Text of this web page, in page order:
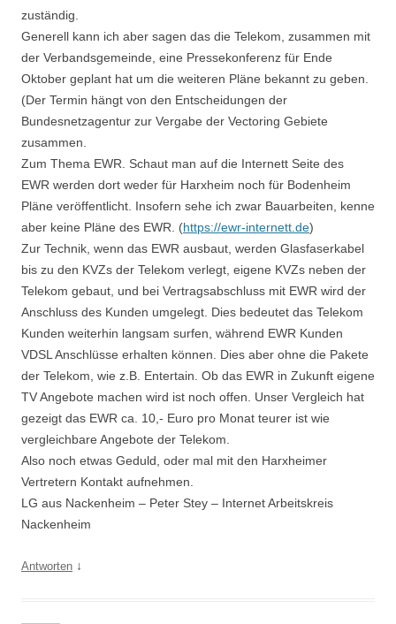
zuständig.
Generell kann ich aber sagen das die Telekom, zusammen mit
der Verbandsgemeinde, eine Pressekonferenz für Ende
Oktober geplant hat um die weiteren Pläne bekannt zu geben.
(Der Termin hängt von den Entscheidungen der
Bundesnetzagentur zur Vergabe der Vectoring Gebiete
zusammen.
Zum Thema EWR. Schaut man auf die Internett Seite des
EWR werden dort weder für Harxheim noch für Bodenheim
Pläne veröffentlicht. Insofern sehe ich zwar Bauarbeiten, kenne
aber keine Pläne des EWR. (https://ewr-internett.de)
Zur Technik, wenn das EWR ausbaut, werden Glasfaserkabel
bis zu den KVZs der Telekom verlegt, eigene KVZs neben der
Telekom gebaut, und bei Vertragsabschluss mit EWR wird der
Anschluss des Kunden umgelegt. Dies bedeutet das Telekom
Kunden weiterhin langsam surfen, während EWR Kunden
VDSL Anschlüsse erhalten können. Dies aber ohne die Pakete
der Telekom, wie z.B. Entertain. Ob das EWR in Zukunft eigene
TV Angebote machen wird ist noch offen. Unser Vergleich hat
gezeigt das EWR ca. 10,- Euro pro Monat teurer ist wie
vergleichbare Angebote der Telekom.
Also noch etwas Geduld, oder mal mit den Harxheimer
Vertretern Kontakt aufnehmen.
LG aus Nackenheim – Peter Stey – Internet Arbeitskreis
Nackenheim
Antworten ↓